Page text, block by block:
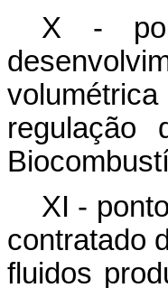
X -
regulação
XI -
contratado
fluidos